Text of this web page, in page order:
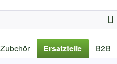
Zubehör Ersatzteile B2B